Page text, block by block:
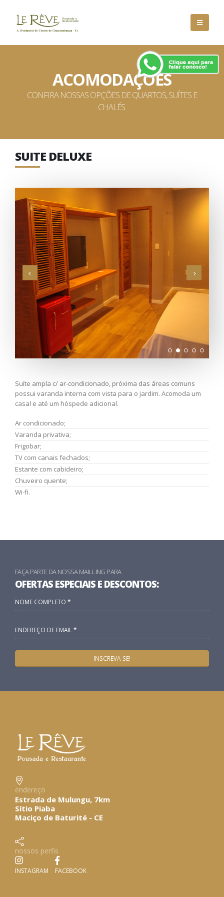
ACOMODAÇÕES
CONFIRA NOSSAS OPÇÕES DE QUARTOS, SUÍTES E
CHALÉS.
SUITE DELUXE
Suíte ampla c/ ar-condicionado, próxima das áreas comuns
possui varanda interna com vista para o jardim. Acomoda um
casal e até um hóspede adicional.
Ar condicionado;
Varanda privativa;
Frigobar;
TV com canais fechados;
Estante com cabideiro;
Chuveiro quente;
Wi-fi.
FAÇA PARTE DA NOSSA MAILLING PARA
OFERTAS ESPECIAIS E DESCONTOS:
endereço
Estrada de Mulungu, 7km
Sítio Piaba
Maciço de Baturité - CE
nossos perfis
INSTAGRAM FACEBOOK